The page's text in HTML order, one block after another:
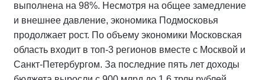
выполнена на 98%. Несмотря на общее замедление
и внешнее давление, экономика Подмосковья
продолжает рост. По объему экономики Московская
область входит в топ-3 регионов вместе с Москвой и
Санкт-Петербургом. За последние пять лет доходы